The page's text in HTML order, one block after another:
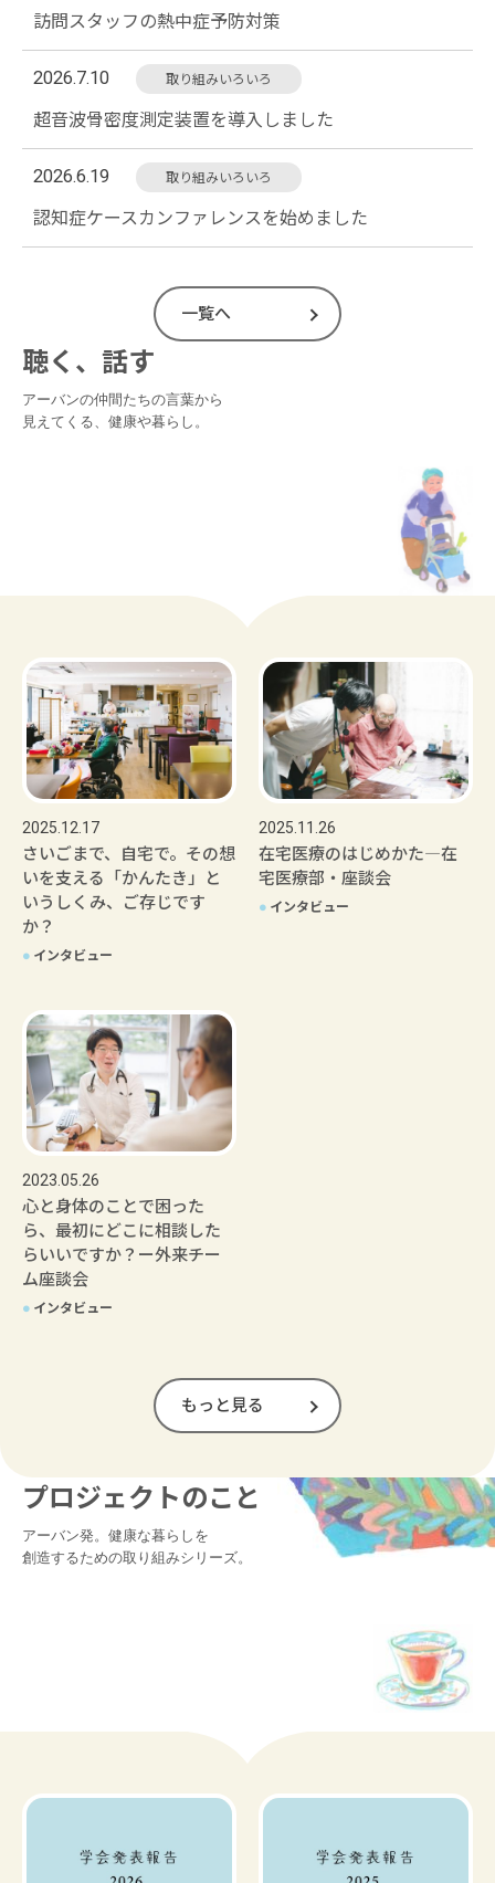
訪問スタッフの熱中症予防対策
2026.7.10 取り組みいろいろ
超音波骨密度測定装置を導入しました
2026.6.19 取り組みいろいろ
認知症ケースカンファレンスを始めました
一覧へ
聴く、話す
アーバンの仲間たちの言葉から
見えてくる、健康や暮らし。
2025.12.17
さいごまで、自宅で。その想
いを支える「かんたき」と
いうしくみ、ご存じです
か？
● インタビュー
2025.11.26
在宅医療のはじめかた―在
宅医療部・座談会
● インタビュー
2023.05.26
心と身体のことで困った
ら、最初にどこに相談した
らいいですか？ー外来チー
ム座談会
● インタビュー
もっと見る
プロジェクトのこと
アーバン発。健康な暮らしを
創造するための取り組みシリーズ。